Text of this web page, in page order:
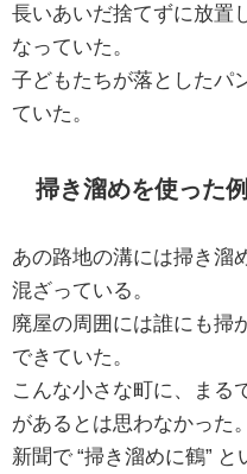
長いあいだ捨てずに放置
なっていた。
子どもたちが落としたパ
ていた。
掃き溜めを使った
あの路地の溝には掃き溜
混ざっている。
廃屋の周囲には誰にも掃
できていた。
こんな小さな町に、まる
があるとは思わなかった。
新聞で “掃き溜めに鶴”